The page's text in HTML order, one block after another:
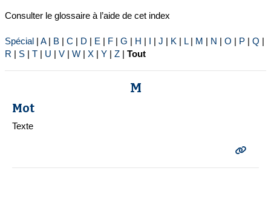
Consulter le glossaire à l’aide de cet index
Spécial A| B C D E F G H J K L| M N O P Q
R
S T U V W X Y Z Tout
M
Mot
Texte